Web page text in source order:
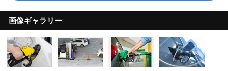
画像ギャラリー